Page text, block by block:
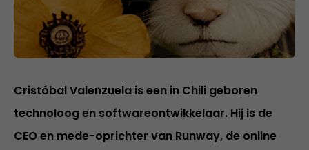
Cristóbal Valenzuela is een in Chili geboren
technoloog en softwareontwikkelaar. Hij is de
CEO en mede-oprichter van Runway, de online